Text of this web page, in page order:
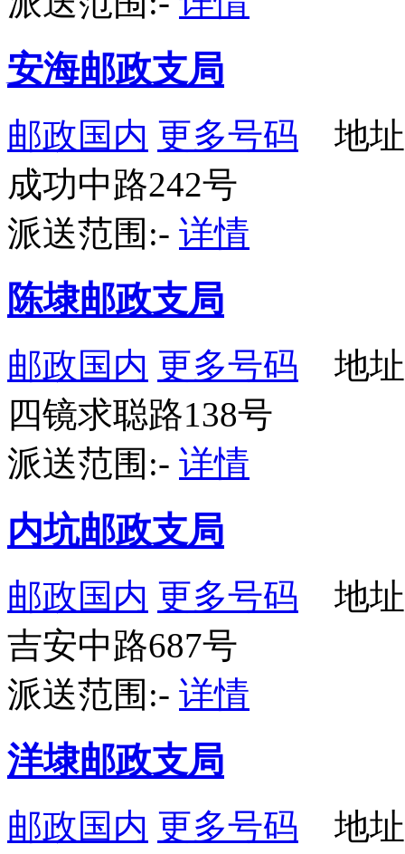
安海邮政支局
邮政国内 更多号码 地址
成功中路242号
派送范围:- 详情
陈埭邮政支局
邮政国内 更多号码 地址
四镜求聪路138号
派送范围:- 详情
内坑邮政支局
邮政国内 更多号码 地址
吉安中路687号
派送范围:- 详情
洋埭邮政支局
邮政国内 更多号码 地址